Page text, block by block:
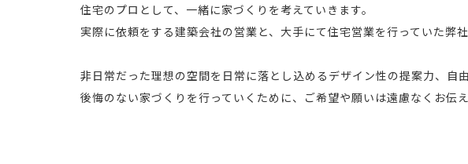
住宅のプロとして、一緒に家づくりを考えていきます。
実際に依頼をする建築会社の営業と、大手にて住宅営業を行っていた弊
非日常だった理想の空間を日常に落とし込めるデザイン性の提案力、自
後悔のない家づくりを行っていくために、ご希望や願いは遠慮なくお伝え